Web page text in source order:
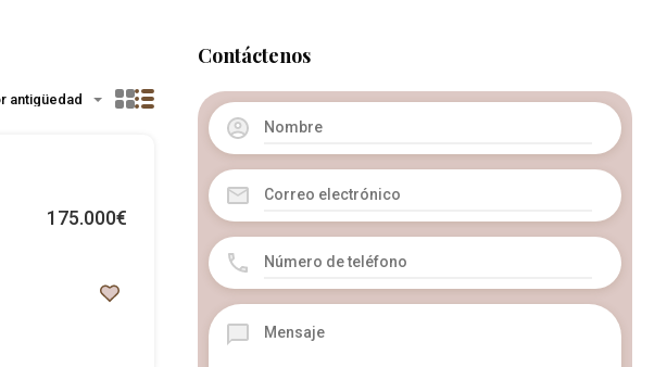
antigüedad
175.000€
Contáctenos